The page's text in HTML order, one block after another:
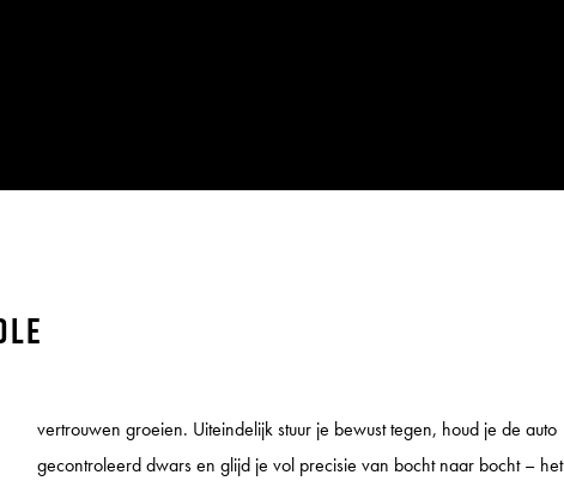
vertrouwen groeien. Uiteindelijk stuur je bewust tegen, houd je de auto
gecontroleerd dwars en glijd je vol precisie van bocht naar bocht – het